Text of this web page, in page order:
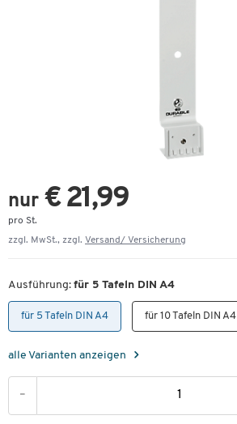
nur € 21,99
pro St.
zzgl. MwSt., zzgl. Versand/ Versicherung
Ausführung: für 5 Tafeln DIN A4
für 5 Tafeln DIN A4 für 10 Tafeln DIN A4
alle Varianten anzeigen
-